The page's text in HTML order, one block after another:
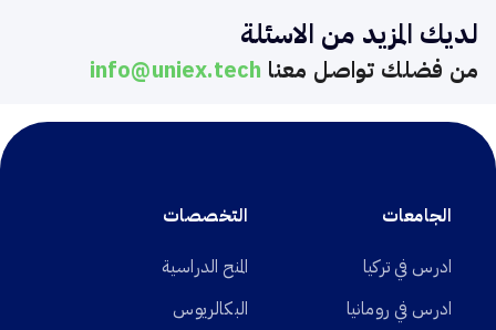
لديك المزيد من الاسئلة
من فضلك تواصل معنا info@uniex.tech
الجامعات
ادرس في تركيا
ادرس في رومانيا
التخصصات
المنح الدراسية
البكالريوس